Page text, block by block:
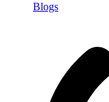
Blogs